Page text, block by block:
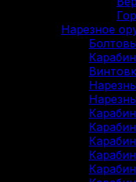
Нарезное